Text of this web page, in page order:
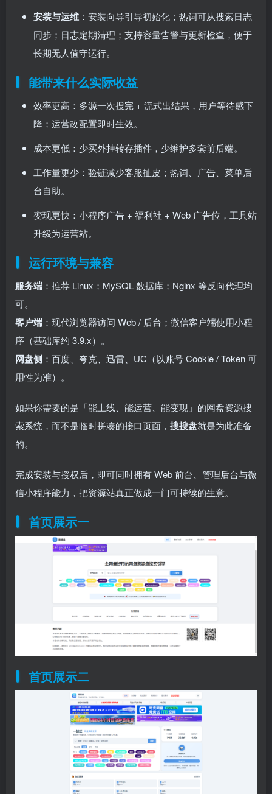
安装与运维 ：安装向导引导初始化；热词可从搜索日志
同步；日志定期清理；支持容量告警与更新检查，便于
长期无人值守运行。
能带来什么实际收益
效率更高：多源一次搜完 + 流式出结果，用户等待感下
降；运营改配置即时生效。
成本更低：少买外挂转存插件，少维护多套前后端。
工作量更少：验链减少客服扯皮；热词、广告、菜单后
台自助。
变现更快：小程序广告 + 福利社 + Web 广告位，工具站
升级为运营站。
运行环境与兼容
服务端 ：推荐 Linux；MySQL 数据库；Nginx 等反向代理均
可。
客户端 ：现代浏览器访问 Web / 后台；微信客户端使用小程
序（基础库约 3.9.x）。
网盘侧 ：百度、夸克、迅雷、UC（以账号 Cookie / Token 可
用性为准）。
如果你需要的是「能上线、能运营、能变现」的网盘资源搜
索系统，而不是临时拼凑的接口页面， 搜搜盘就是为此准备
的。
完成安装与授权后，即可同时拥有 Web 前台、管理后台与微
信小程序能力，把资源站真正做成一门可持续的生意。
首页展示一
首页展示二